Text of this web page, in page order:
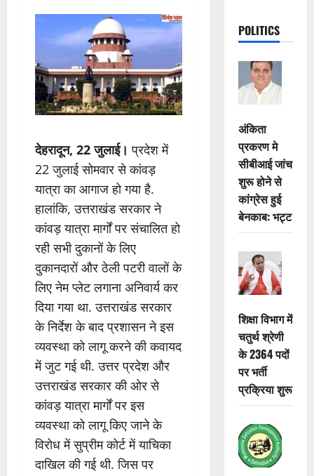
देहरादून, 22 जुलाई। प्रदेश में
22 जुलाई सोमवार से कांवड़
यात्रा का आगाज हो गया है.
हालांकि, उत्तराखंड सरकार ने
कांवड़ यात्रा मार्गों पर संचालित हो
रही सभी दुकानों के लिए
दुकानदारों और ठेली पटरी वालों के
लिए नेम प्लेट लगाना अनिवार्य कर
दिया गया था. उत्तराखंड सरकार
के निर्देश के बाद प्रशासन ने इस
व्यवस्था को लागू करने की कवायद
में जुट गई थी. उत्तर प्रदेश और
उत्तराखंड सरकार की ओर से
कांवड़ यात्रा मार्गों पर इस
व्यवस्था को लागू किए जाने के
विरोध में सुप्रीम कोर्ट में याचिका
दाखिल की गई थी. जिस पर
POLITICS
अंकिता
प्रकरण मे
सीबीआई जांच
शुरू होने से
कांग्रेस हुई
बेनकाब: भट्ट
शिक्षा विभाग में
चतुर्थ श्रेणी
के 2364 पदों
पर भर्ती
प्रक्रिया शुरू